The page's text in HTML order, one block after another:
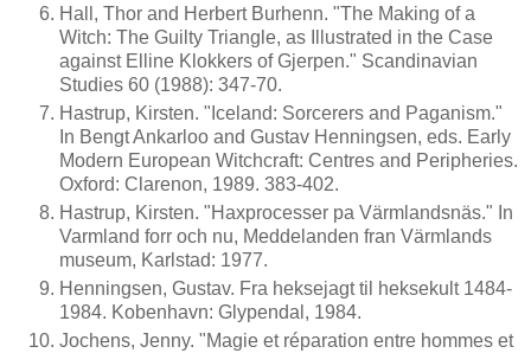
Hall, Thor and Herbert Burhenn. "The Making of a
Witch: The Guilty Triangle, as Illustrated in the Case
against Elline Klokkers of Gjerpen." Scandinavian
Studies 60 (1988): 347-70.
Hastrup, Kirsten. "Iceland: Sorcerers and Paganism."
In Bengt Ankarloo and Gustav Henningsen, eds. Early
Modern European Witchcraft: Centres and Peripheries.
Oxford: Clarenon, 1989. 383-402.
Hastrup, Kirsten. "Haxprocesser pa Värmlandsnäs." In
Varmland forr och nu, Meddelanden fran Värmlands
museum, Karlstad: 1977.
Henningsen, Gustav. Fra heksejagt til heksekult 1484-
1984. Kobenhavn: Glypendal, 1984.
Jochens, Jenny. "Magie et réparation entre hommes et